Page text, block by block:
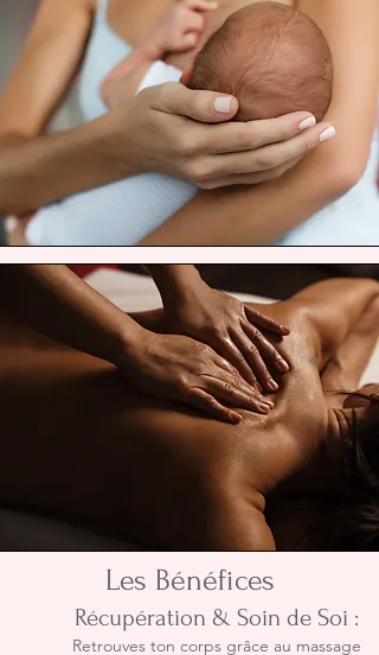
Les Bénéfices
Récupération & Soin de Soi :
Retrouves ton corps grâce au massage